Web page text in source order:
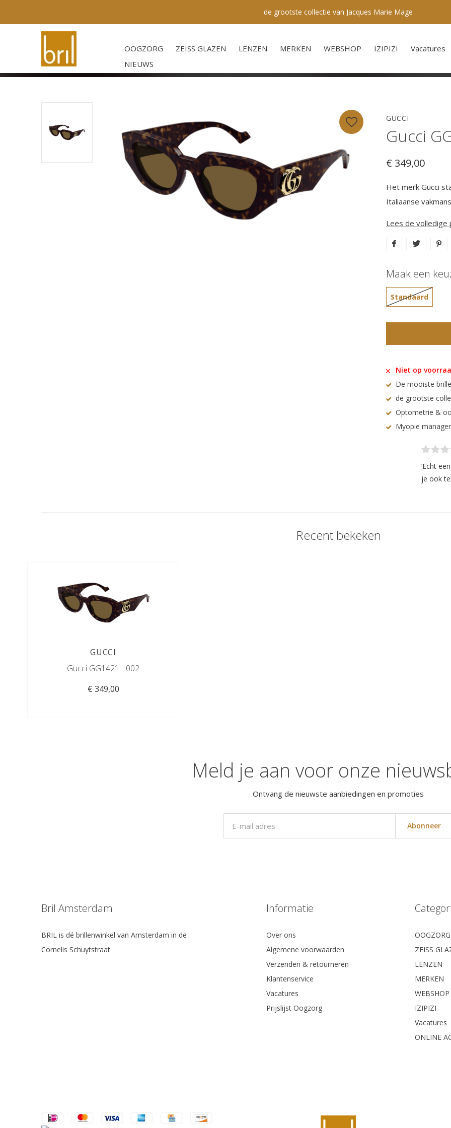
OOGZORG ZEISS GLAZEN LENZEN MERKEN WEBSHOP IZIPIZI
Vacatures
NIEUWS
de grootste collectie van Jacques Marie Mage
GUCCI
Gucci
€ 349,00
Het merk Gucci
Italiaanse
Lees de volledige
Maak een
Standaard
Niet op
De mooiste
de grootste
Optometrie &
Myopie
‘Echt
je ook
Recent bekeken
GUCCI
Gucci GG1421 - 002
€ 349,00
Meld je aan voor onze
Ontvang de nieuwste aanbiedingen en promoties
Abonneer
Bril Amsterdam
BRIL is dé brillenwinkel van Amsterdam in de
Cornelis Schuytstraat
Informatie
Over ons
Algemene voorwaarden
Verzenden & retourneren
Klantenservice
Vacatures
Prijslijst Oogzorg
OOGZORG
ZEISS
LENZEN
MERKEN
WEBSHOP
IZIPIZI
Vacatures
ONLINE